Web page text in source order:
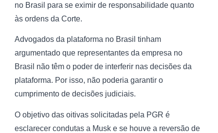
no Brasil para se eximir de responsabilidade quanto
às ordens da Corte.
Advogados da plataforma no Brasil tinham
argumentado que representantes da empresa no
Brasil não têm o poder de interferir nas decisões da
plataforma. Por isso, não poderia garantir o
cumprimento de decisões judiciais.
O objetivo das oitivas solicitadas pela PGR é
esclarecer condutas a Musk e se houve a reversão de